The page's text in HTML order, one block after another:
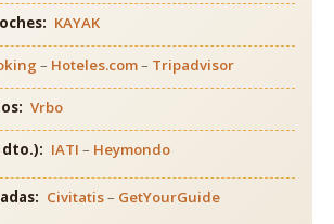
KAYAK
– Hoteles.com– Tripadvisor
Vrbo
dto.): IATI – Heymondo
Civitatis– GetYourGuide